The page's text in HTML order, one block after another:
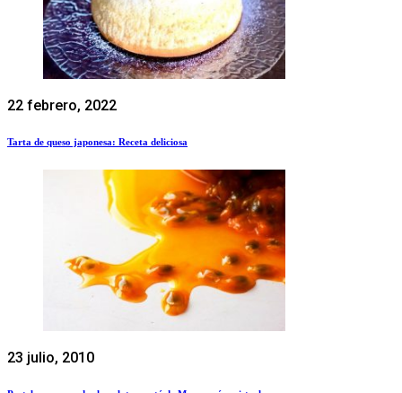
22 febrero, 2022
Tarta de queso japonesa: Receta deliciosa
23 julio, 2010